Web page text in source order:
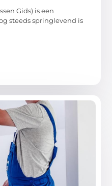
Gids) is een
steeds springlevend is